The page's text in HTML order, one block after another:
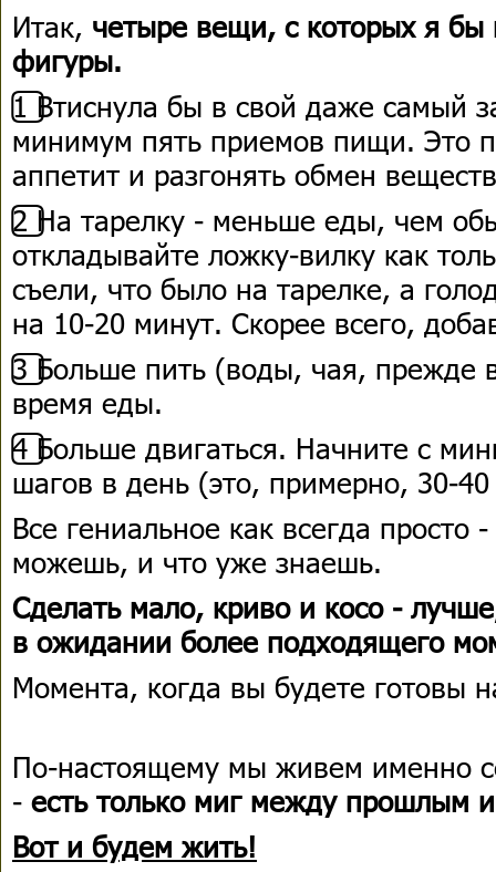
Итак, четыре вещи, с которых я
фигуры.
1️⃣ Втиснула бы в свой даже самый
минимум пять приемов пищи. Это
аппетит и разгонять обмен
2️⃣ На тарелку - меньше еды, чем
откладывайте ложку-вилку как
съели, что было на тарелке, а
на 10-20 минут. Скорее всего,
3️⃣ Больше пить (воды, чая, прежде
время еды.
4️⃣ Больше двигаться. Начните с
шагов в день (это, примерно, 30-
Все гениальное как всегда
можешь, и что уже знаешь.
Сделать мало, криво и косо -
в ожидании более подходящего
Момента, когда вы будете готовы
По-настоящему мы живем именно
- есть только миг между прошлым
Вот и будем жить!